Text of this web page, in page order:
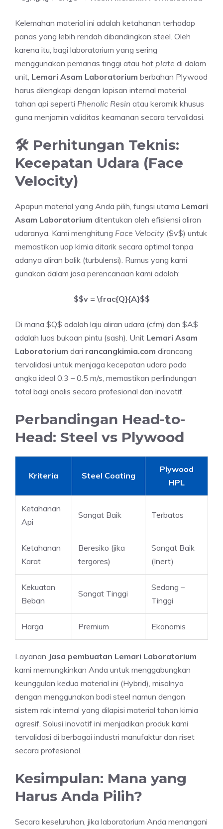
Kelemahan material ini adalah ketahanan terhadap
panas yang lebih rendah dibandingkan steel. Oleh
karena itu, bagi laboratorium yang sering
menggunakan pemanas tinggi atau hot plate di dalam
unit, Lemari Asam Laboratorium berbahan Plywood
harus dilengkapi dengan lapisan internal material
tahan api seperti Phenolic Resin atau keramik khusus
guna menjamin validitas keamanan secara tervalidasi.
🛠️ Perhitungan Teknis:
Kecepatan Udara (Face
Velocity)
Apapun material yang Anda pilih, fungsi utama Lemari
Asam Laboratorium ditentukan oleh efisiensi aliran
udaranya. Kami menghitung Face Velocity ($v$) untuk
memastikan uap kimia ditarik secara optimal tanpa
adanya aliran balik (turbulensi). Rumus yang kami
gunakan dalam jasa perencanaan kami adalah:
$$v = \frac{Q}{A}$$
Di mana $Q$ adalah laju aliran udara (cfm) dan $A$
adalah luas bukaan pintu (sash). Unit Lemari Asam
Laboratorium dari rancangkimia.com dirancang
tervalidasi untuk menjaga kecepatan udara pada
angka ideal 0.3 – 0.5 m/s, memastikan perlindungan
total bagi analis secara profesional dan inovatif.
Perbandingan Head-to-
Head: Steel vs Plywood
Kriteria Steel Coating
Plywood
HPL
Ketahanan
Api
Sangat Baik Terbatas
Ketahanan
Karat
Beresiko (jika
tergores)
Sangat Baik
(Inert)
Kekuatan
Beban
Sangat Tinggi
Sedang –
Tinggi
Harga Premium Ekonomis
Layanan Jasa pembuatan Lemari Laboratorium
kami memungkinkan Anda untuk menggabungkan
keunggulan kedua material ini (Hybrid), misalnya
dengan menggunakan bodi steel namun dengan
sistem rak internal yang dilapisi material tahan kimia
agresif. Solusi inovatif ini menjadikan produk kami
tervalidasi di berbagai industri manufaktur dan riset
secara profesional.
Kesimpulan: Mana yang
Harus Anda Pilih?
Secara keseluruhan, jika laboratorium Anda menangani